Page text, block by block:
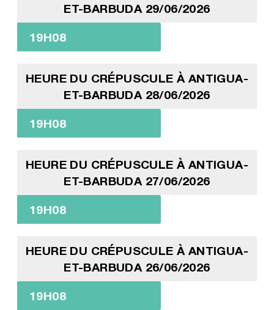
ET-BARBUDA 29/06/2026
19H08
HEURE DU CRÉPUSCULE À ANTIGUA-
ET-BARBUDA 28/06/2026
19H08
HEURE DU CRÉPUSCULE À ANTIGUA-
ET-BARBUDA 27/06/2026
19H08
HEURE DU CRÉPUSCULE À ANTIGUA-
ET-BARBUDA 26/06/2026
19H08